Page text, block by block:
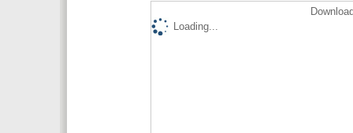
Loading...